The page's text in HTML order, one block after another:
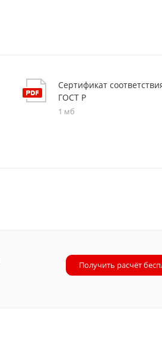
Сертификат
ГОСТ Р
1 мб
Получить расчёт